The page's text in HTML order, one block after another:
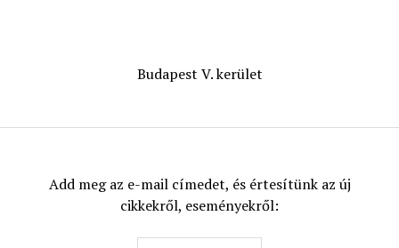
Budapest V. kerület
Add meg az e-mail címedet, és értesítünk az új
cikkekről, eseményekről: